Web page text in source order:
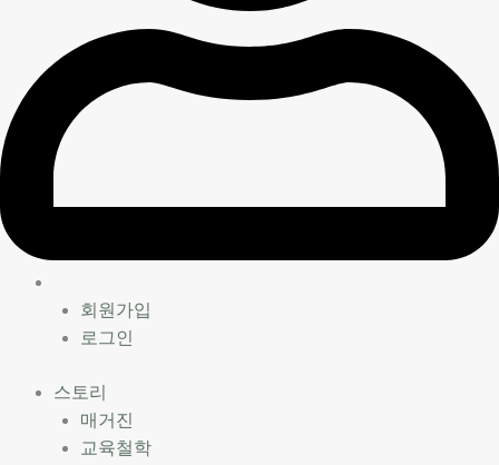
회원가입
로그인
스토리
매거진
교육철학